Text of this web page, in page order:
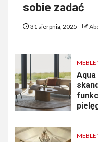
sobie zadać
31 sierpnia, 2025